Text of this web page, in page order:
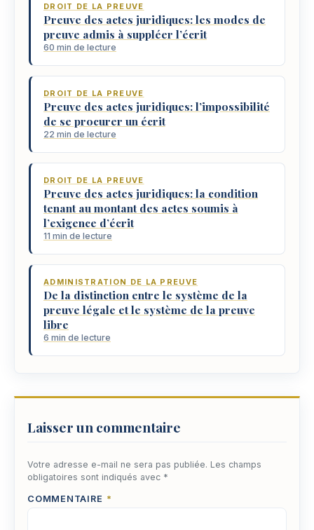
DROIT DE LA PREUVE
Preuve des actes juridiques: les modes de
preuve admis à suppléer l’écrit
60 min de lecture
DROIT DE LA PREUVE
Preuve des actes juridiques: l’impossibilité
de se procurer un écrit
22 min de lecture
DROIT DE LA PREUVE
Preuve des actes juridiques: la condition
tenant au montant des actes soumis à
l’exigence d’écrit
11 min de lecture
ADMINISTRATION DE LA PREUVE
De la distinction entre le système de la
preuve légale et le système de la preuve
libre
6 min de lecture
Laisser un commentaire
Votre adresse e-mail ne sera pas publiée. Les champs
obligatoires sont indiqués avec *
COMMENTAIRE *